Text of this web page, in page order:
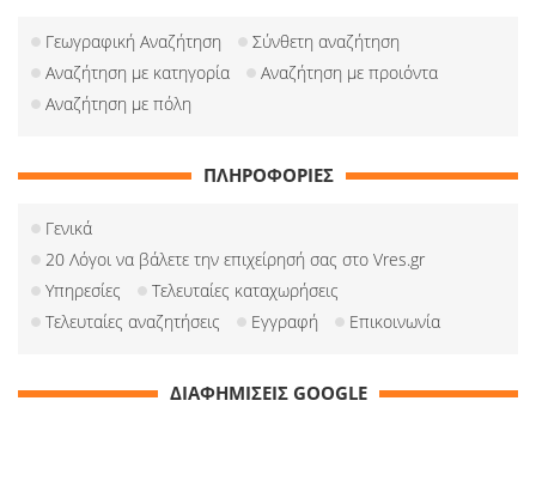
Γεωγραφική Αναζήτηση
Σύνθετη αναζήτηση
Αναζήτηση με κατηγορία
Αναζήτηση με προιόντα
Αναζήτηση με πόλη
ΠΛΗΡΟΦΟΡΙΕΣ
Γενικά
20 Λόγοι να βάλετε την επιχείρησή σας στο Vres.gr
Υπηρεσίες
Τελευταίες καταχωρήσεις
Τελευταίες αναζητήσεις
Εγγραφή Επικοινωνία
ΔΙΑΦΗΜΙΣΕΙΣ GOOGLE